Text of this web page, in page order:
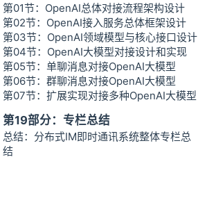
第01节：OpenAI总体对接流程架构设计
第02节：OpenAI接入服务总体框架设计
第03节：OpenAI领域模型与核心接口设计
第04节：OpenAI大模型对接设计和实现
第05节：单聊消息对接OpenAI大模型
第06节：群聊消息对接OpenAI大模型
第07节：扩展实现对接多种OpenAI大模型
第19部分：专栏总结
总结：分布式IM即时通讯系统整体专栏总
结